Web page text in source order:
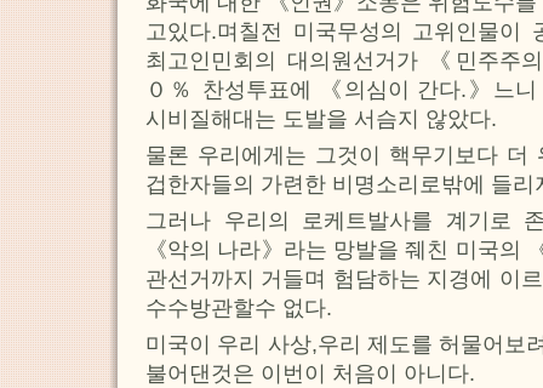
고있다.며칠전 미국무성의 고위인물이
최고인민회의 대의원선거가 《민주주
０％ 찬성투표에 《의심이 간다.》느
시비질해대는 도발을 서슴지 않았다.
물론 우리에게는 그것이 핵무기보다 더
겁한자들의 가련한 비명소리로밖에 들리
그러나 우리의 로케트발사를 계기로
《악의 나라》라는 망발을 줴친 미국의
관선거까지 거들며 험담하는 지경에 이
수수방관할수 없다.
미국이 우리 사상,우리 제도를 허물어보
불어댄것은 이번이 처음이 아니다.